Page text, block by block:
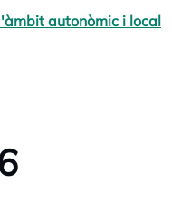
autonòmic i local